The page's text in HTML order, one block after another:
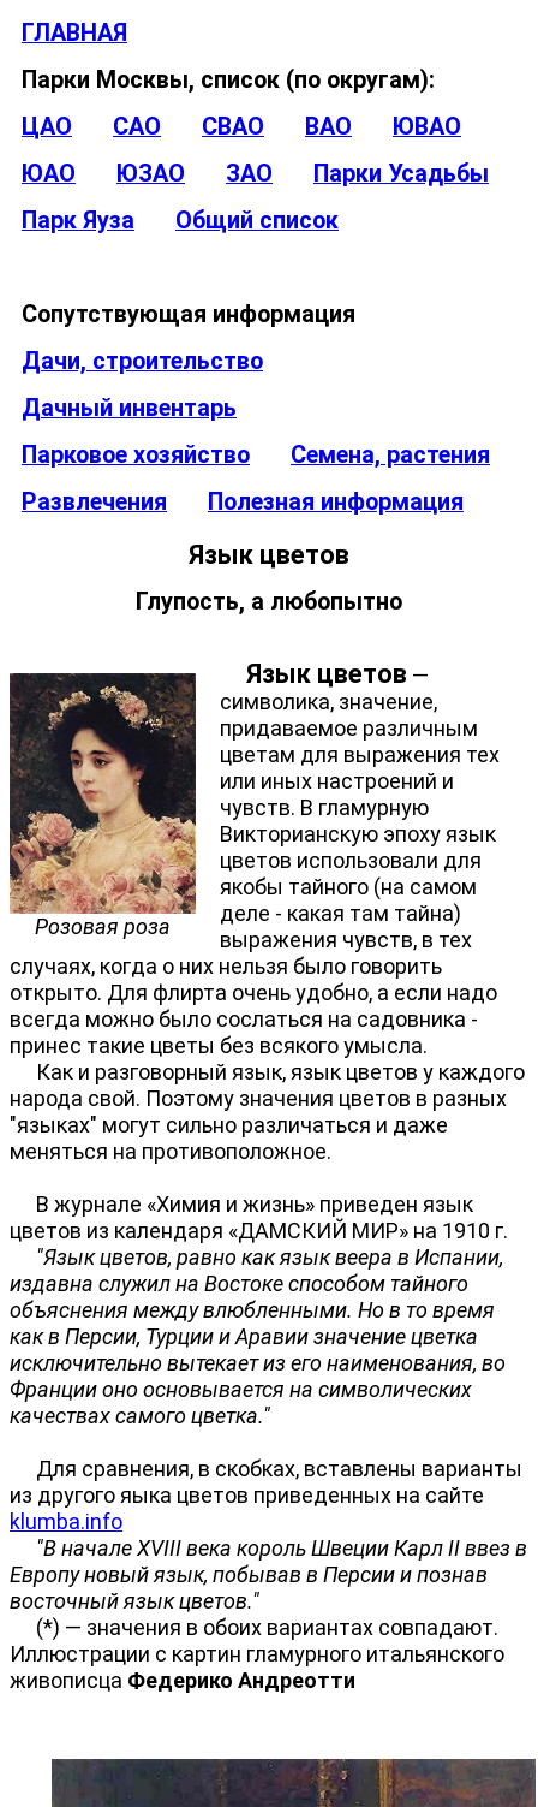
ГЛАВНАЯ
Парки Москвы, список (по округам):
ЦАО
САО СВАО ВАО
ЮВАО
ЮАО
ЮЗАО ЗАО
Парки Усадьбы
Парк Яуза
Общий список
Сопутствующая информация
Дачи, строительство
Дачный инвентарь
Парковое хозяйство
Семена, растения
Развлечения
Полезная информация
Язык цветов
Глупость, а любопытно
Розовая роза
Язык цветов —
символика, значение,
придаваемое различным
цветам для выражения тех
или иных настроений и
чувств. В гламурную
Викторианскую эпоху язык
цветов использовали для
якобы тайного (на самом
деле - какая там тайна)
выражения чувств, в тех
случаях, когда о них нельзя было говорить
открыто. Для флирта очень удобно, а если надо
всегда можно было сослаться на садовника -
принес такие цветы без всякого умысла.
Как и разговорный язык, язык цветов у каждого
народа свой. Поэтому значения цветов в разных
"языках" могут сильно различаться и даже
меняться на противоположное.
В журнале «Химия и жизнь» приведен язык
цветов из календаря «ДАМСКИЙ МИР» на 1910 г.
"Язык цветов, равно как язык веера в Испании,
издавна служил на Востоке способом тайного
объяснения между влюбленными. Но в то время
как в Персии, Турции и Аравии значение цветка
исключительно вытекает из его наименования, во
Франции оно основывается на символических
качествах самого цветка."
Для сравнения, в скобках, вставлены варианты
из другого яыка цветов приведенных на сайте
klumba.info
"В начале XVIII века король Швеции Карл II ввез в
Европу новый язык, побывав в Персии и познав
восточный язык цветов."
(*) — значения в обоих вариантах совпадают.
Иллюстрации с картин гламурного итальянского
живописца Федерико Андреотти